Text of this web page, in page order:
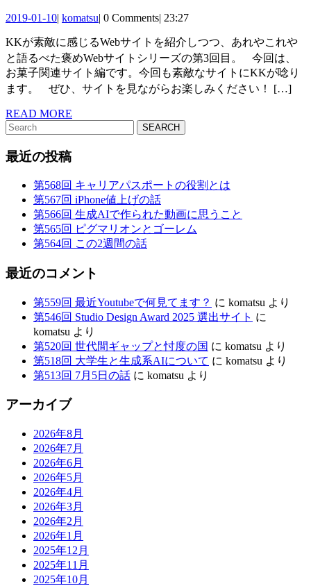
で
は
な
か
た
回
べ
た
褒
め
Web
イ
ト
（お
菓
連
イ
ト
2019-01-102019-
10
| komatsukomatsu
| 0 Comments| 23:27
KKが素敵に感じるWebサイトを紹介しつつ、あれやこれや
と語るべた褒めWebサイトシリーズの第3回目。 今回は、
お菓子関連サイト編です。今回も素敵なサイトにKKが唸り
ます。 ぜひ、サイトを見ながらお楽しみください！ […]
READ MORE
Search
for:
最近の投稿
第568回 キャリアパスポートの役割とは
第567回 iPhone値上げの話
第566回 生成AIで作られた動画に思うこと
第565回 ピグマリオンとゴーレム
第564回 この2週間の話
最近のコメント
第559回 最近Youtubeで何見てます？ に komatsu より
第546回 Studio Design Award 2025 選出サイト に
komatsu より
第520回 世代間ギャップと忖度の国 に komatsu より
第518回 大学生と生成系AIについて に komatsu より
第513回 7月5日の話 に komatsu より
アーカイブ
2026年8月
2026年7月
2026年6月
2026年5月
2026年4月
2026年3月
2026年2月
2026年1月
2025年12月
2025年11月
2025年10月